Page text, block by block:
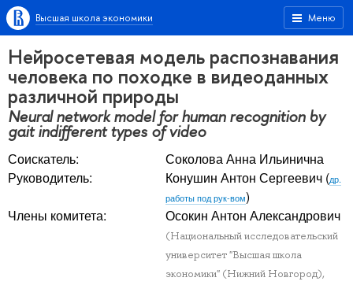
Меню
Высшая школа экономики
Нейросетевая модель распознавания
человека по походке в видеоданных
различной природы
Neural network model for human recognition by
gait indifferent types of video
Соискатель:
Соколова Анна Ильинична
Руководитель:
Конушин Антон Сергеевич (др.
работы под рук-вом)
Члены комитета:
Осокин Антон Александрович
(Национальный исследовательский
университет "Высшая школа
экономики" (Нижний Новгород),